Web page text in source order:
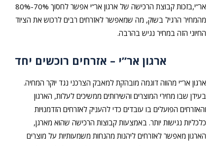
אר”י,בזכות קבוצת הרכישה של ארגון אר”י אפשר לחסוך 70%-80%
מהמחיר הרגיל בשוק, מה שמאפשר לאזרחים רבים לרכוש את הציוד
החיוני הזה במחיר נגיש בהרבה.
ארגון אר”י – אזרחים רוכשים יחד
ארגון אר”י מהווה דוגמה מובהקת למאבק הצרכני נגד יוקר המחיה.
בעידן שבו מחירי המוצרים והשירותים ממשיכים לעלות, הארגון
והאזרחים הפועלים בו עובדים כדי להעניק לאזרחים הזדמנויות
כלכליות נגישות יותר. באמצעות קבוצות הרכישה שהוא מארגן,
הארגון מאפשר לאזרחים ליהנות מהנחות משמעותיות על מוצרים